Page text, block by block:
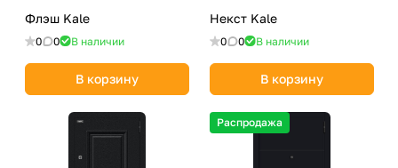
Флэш Kale
0 0 В наличии
В корзину
Некст Kale
0 0 В наличии
В корзину
Распродажа